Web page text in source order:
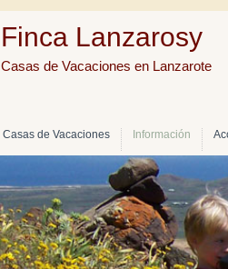
Finca Lanzarosy
Casas de Vacaciones en Lanzarote
Casas de Vacaciones Información